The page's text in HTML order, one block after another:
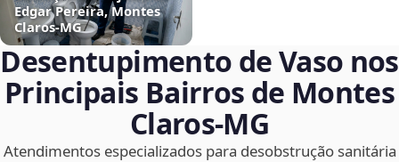
Edgar Pereira, Montes
Claros‑MG
Desentupimento de Vaso nos
Principais Bairros de Montes
Claros‑MG
Atendimentos especializados para desobstrução sanitária